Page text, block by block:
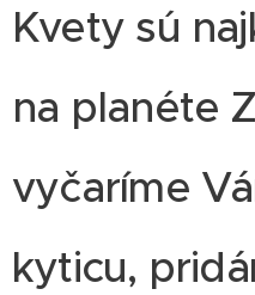
Kvety sú
na planéte
vyčaríme
kyticu,